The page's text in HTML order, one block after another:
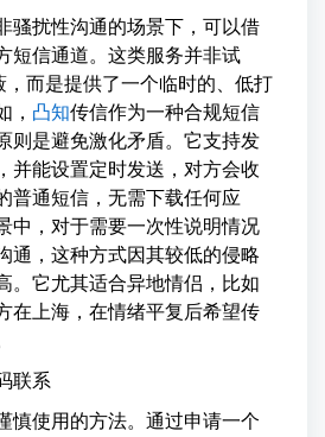
骚扰性沟通的场景下，可以借
短信通道。这类服务并非试
，而是提供了一个临时的、低打
， 凸知传信作为一种合规短信
则是避免激化矛盾。它支持发
并能设置定时发送，对方会收
普通短信，无需下载任何应
中，对于需要一次性说明情况
通，这种方式因其较低的侵略
。它尤其适合异地情侣，比如
在上海，在情绪平复后希望传
联系
慎使用的方法。通过申请一个